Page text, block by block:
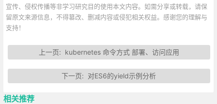
宣传、侵权传播等非学习研究目的使用本文内容。如需分享或转载，请保
留原文来源信息，不得篡改、删减内容或侵犯相关权益。感谢您的理解与
支持！
上一页: kubernetes 命令方式 部署、访问应用
下一页: 对ES6的yield示例分析
相关推荐